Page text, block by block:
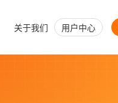
关于我们 用户中心